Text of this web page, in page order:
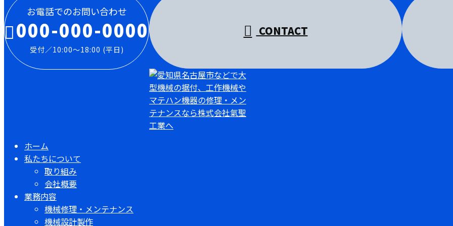
お電話でのお問い合わせ
000-000-0000
受付／10:00～18:00 (平日)
CONTACT
ホーム
私たちについて
取り組み
会社概要
業務内容
機械修理・メンテナンス
機械設計製作